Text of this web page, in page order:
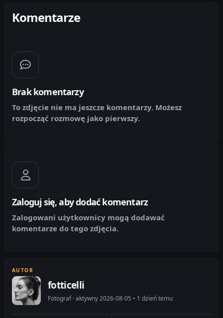
Komentarze
Brak komentarzy
To zdjęcie nie ma jeszcze komentarzy. Możesz
rozpocząć rozmowę jako pierwszy.
Zaloguj się, aby dodać komentarz
Zalogowani użytkownicy mogą dodawać
komentarze do tego zdjęcia.
AUTOR
fotticelli
Fotograf · aktywny 2026-08-05 • 1 dzień temu